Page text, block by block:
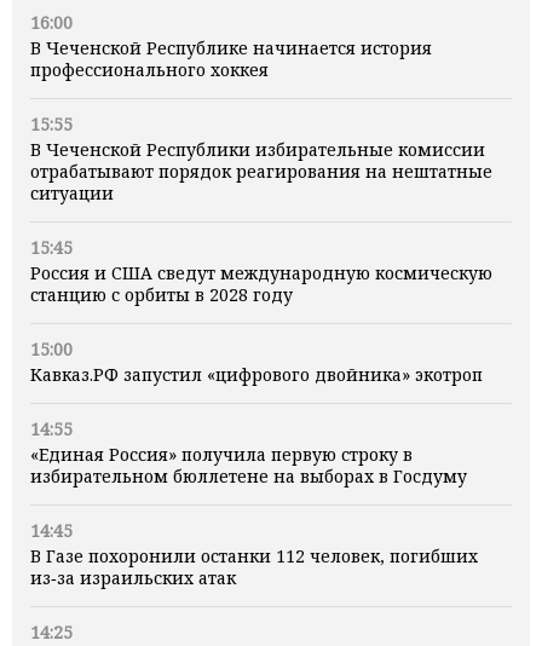
16:00
В Чеченской Республике начинается история
профессионального хоккея
15:55
В Чеченской Республики избирательные комиссии
отрабатывают порядок реагирования на нештатные
ситуации
15:45
Россия и США сведут международную космическую
станцию с орбиты в 2028 году
15:00
Кавказ.РФ запустил «цифрового двойника» экотроп
14:55
«Единая Россия» получила первую строку в
избирательном бюллетене на выборах в Госдуму
14:45
В Газе похоронили останки 112 человек, погибших
из‑за израильских атак
14:25